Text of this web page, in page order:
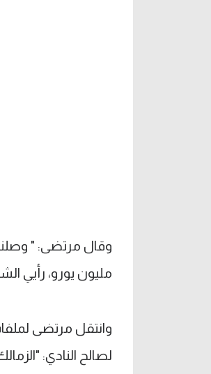
مليون يورو، رأيي